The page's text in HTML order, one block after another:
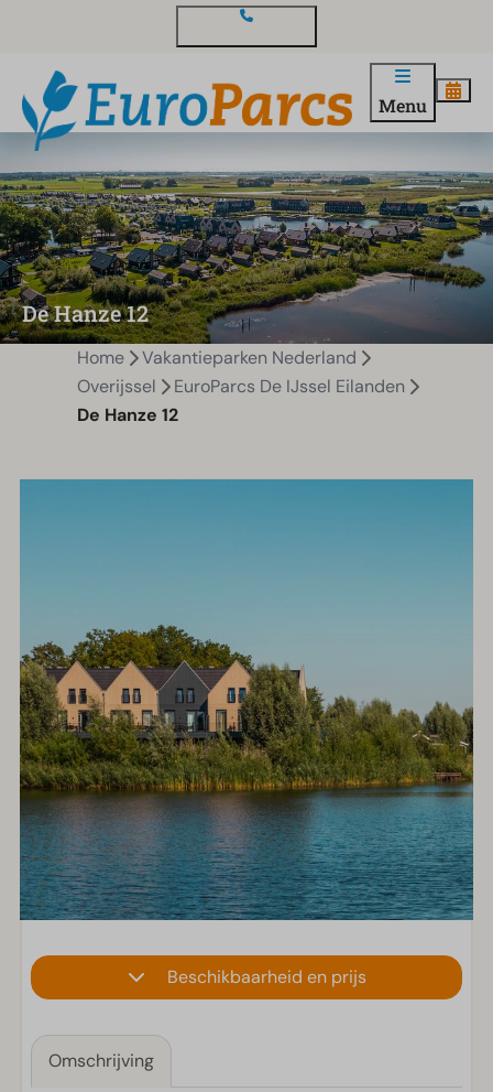
Menu
De Hanze 12
Home
Vakantieparken Nederland
Overijssel
EuroParcs De IJssel Eilanden
De Hanze 12
Beschikbaarheid en prijs
Omschrijving